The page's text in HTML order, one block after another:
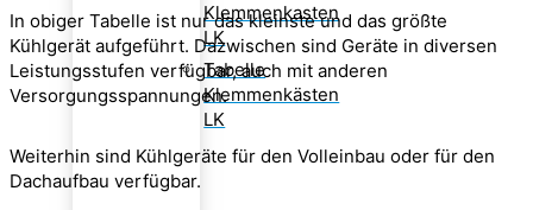
Klemmenkasten
LK
Tabelle
Klemmenkästen
LK
In obiger Tabelle ist nur das kleinste und das größte
Kühlgerät aufgeführt. Dazwischen sind Geräte in diversen
Leistungsstufen verfügbar, auch mit anderen
Versorgungsspannungen.
Weiterhin sind Kühlgeräte für den Volleinbau oder für den
Dachaufbau verfügbar.